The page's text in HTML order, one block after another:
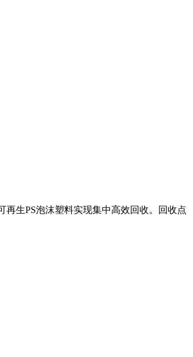
生PS泡沫塑料实现集中高效回收。回收点